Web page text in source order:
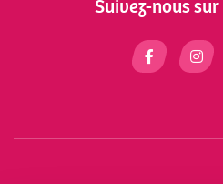
Suivez-nous